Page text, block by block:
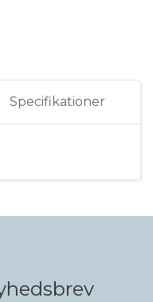
Specifikationer